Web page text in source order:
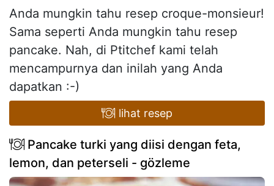
Anda mungkin tahu resep croque-monsieur!
Sama seperti Anda mungkin tahu resep
pancake. Nah, di Ptitchef kami telah
mencampurnya dan inilah yang Anda
dapatkan :-)
lihat resep
Pancake turki yang diisi dengan feta,
lemon, dan peterseli - gözleme